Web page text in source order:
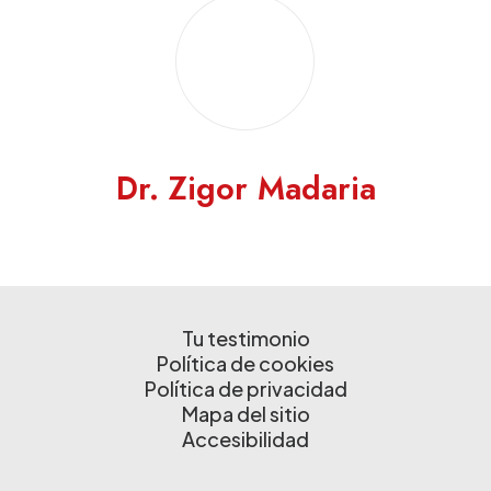
Dr. Zigor Madaria
Tu testimonio
Política de cookies
Política de privacidad
Mapa del sitio
Accesibilidad